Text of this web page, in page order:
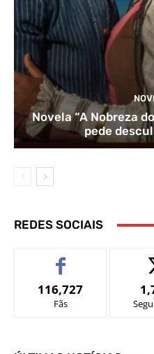
Novela “A Nobreza
pede
REDES SOCIAIS
116,727
Fãs